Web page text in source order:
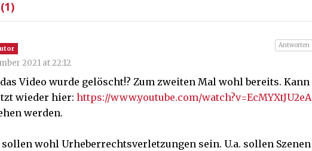
(1)
2021 at 22:12
Video wurde gelöscht!? Zum zweiten Mal wohl bereits. Kann
wieder hier: https://www.youtube.com/watch?v=EcMYXtJU2eA
werden.
sollen wohl Urheberrechtsverletzungen sein. U.a. sollen Szenen
Antworten